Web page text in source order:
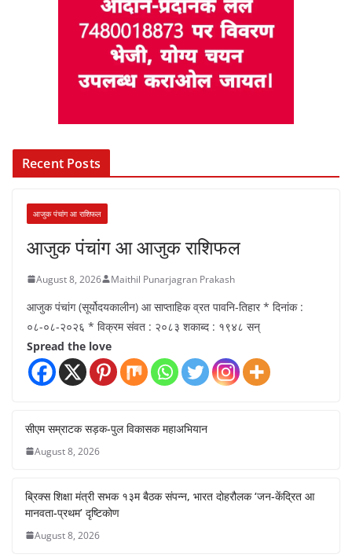
Recent Posts
आजुक पंचांग आ राशिफल
आजुक पंचांग आ आजुक राशिफल
August 8, 2026 Maithil Punarjagran Prakash
आजुक पंचांग (सूर्योदयकालीन) आ साप्ताहिक व्रत पावनि-तिहार * दिनांक :
०८-०८-२०२६ * विक्रम संवत : २०८३ शकाब्द : १९४८ सन्
Spread the love
सीएम सम्राटक सड़क-पुल विकासक महाअभियान
August 8, 2026
ब्रिक्स शिक्षा मंत्री सभक १३म बैठक संपन्न, भारत दोहरौलक ‘जन-केंद्रित आ
मानवता-प्रथम’ दृष्टिकोण
August 8, 2026